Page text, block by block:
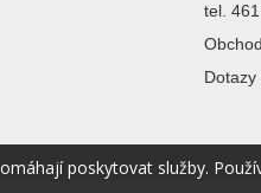
tel.
poskytovat služby.